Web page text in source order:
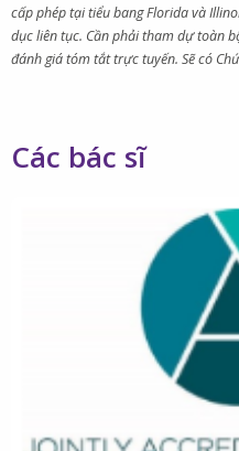
cấp phép tại tiểu bang Florida và
dục liên tục. Cần phải tham dự toàn
đánh giá tóm tắt trực tuyến. Sẽ có
Các bác sĩ